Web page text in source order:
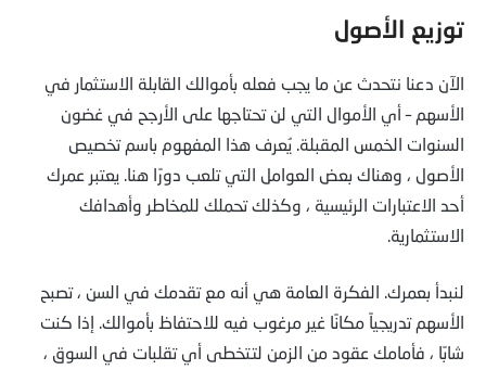
توزيع الأصول
الآن دعنا نتحدث عن ما يجب فعله بأموالك القابلة الاستثمار في
الأسهم – أي الأموال التي لن تحتاجها على الأرجح في غضون
السنوات الخمس المقبلة. يُعرف هذا المفهوم باسم تخصيص
الأصول ، وهناك بعض العوامل التي تلعب دورًا هنا. يعتبر عمرك
أحد الاعتبارات الرئيسية ، وكذلك تحملك للمخاطر وأهدافك
الاستثمارية.
لنبدأ بعمرك. الفكرة العامة هي أنه مع تقدمك في السن ، تصبح
الأسهم تدريجياً مكانًا غير مرغوب فيه للاحتفاظ بأموالك. إذا كنت
شابًا ، فأمامك عقود من الزمن لتتخطى أي تقلبات في السوق ،